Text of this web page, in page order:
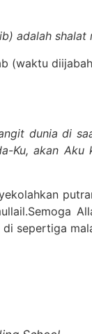
adalah shalat
(waktu
dunia di
Ku, akan
sepertiga